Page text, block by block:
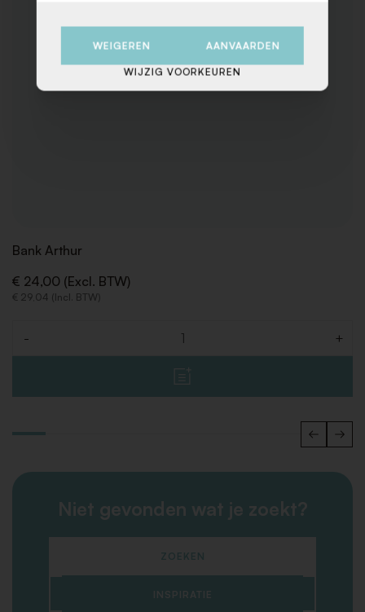
Bank Arthur
€ 24,00 (Excl. BTW)
€ 29,04 (Incl. BTW)
- +
Niet gevonden wat je zoekt?
ZOEKEN
INSPIRATIE
WEIGEREN AANVAARDEN
WIJZIG VOORKEUREN